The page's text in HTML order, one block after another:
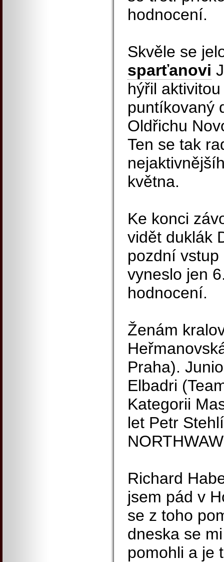
hodnocení.
Skvěle se
sparťanovi
hýřil
puntíkovaný
Oldřichu
Ten se tak
května.
Ke konci
vidět duklák
pozdní
vyneslo jen
hodnocení.
Ženám
Praha).
Elbadri
Kategorii
let Petr
Richard
jsem pád v
se z toho
dneska se
pomohli a je